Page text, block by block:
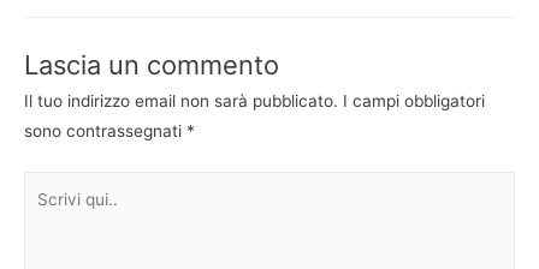
Lascia un commento
Il tuo indirizzo email non sarà pubblicato. I campi obbligatori
sono contrassegnati *